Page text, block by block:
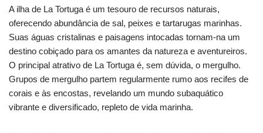
A ilha de La Tortuga é um tesouro de recursos naturais,
oferecendo abundância de sal, peixes e tartarugas marinhas.
Suas águas cristalinas e paisagens intocadas tornam-na um
destino cobiçado para os amantes da natureza e aventureiros.
O principal atrativo de La Tortuga é, sem dúvida, o mergulho.
Grupos de mergulho partem regularmente rumo aos recifes de
corais e às encostas, revelando um mundo subaquático
vibrante e diversificado, repleto de vida marinha.